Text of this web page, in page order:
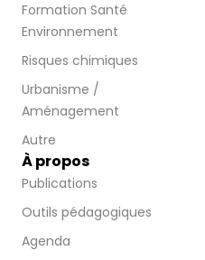
Formation Santé
Environnement
Risques chimiques
Urbanisme /
Aménagement
Autre
À propos
Publications
Outils pédagogiques
Agenda